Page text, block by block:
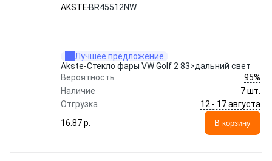
AKSTE BR45512NW
Лучшее предложение
Akste-Стекло фары VW Golf 2 83>дальний свет
Вероятность
95%
Наличие
7 шт.
Отгрузка
12 - 17 августа
16.87 p.
В корзину